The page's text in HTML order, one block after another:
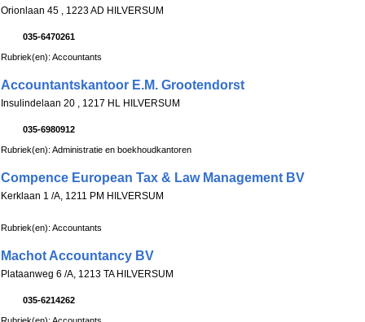
Orionlaan 45 , 1223 AD HILVERSUM
035-6470261
Rubriek(en): Accountants
Accountantskantoor E.M. Grootendorst
Insulindelaan 20 , 1217 HL HILVERSUM
035-6980912
Rubriek(en): Administratie en boekhoudkantoren
Compence European Tax & Law Management BV
Kerklaan 1 /A, 1211 PM HILVERSUM
Rubriek(en): Accountants
Machot Accountancy BV
Plataanweg 6 /A, 1213 TA HILVERSUM
035-6214262